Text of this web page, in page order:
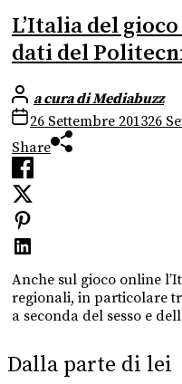
L’Italia del
dati del
a cura di Mediabuzz
26 Settembre 201326
Share
Anche sul gioco online
regionali, in particolare
a seconda del sesso e
Dalla parte di lei